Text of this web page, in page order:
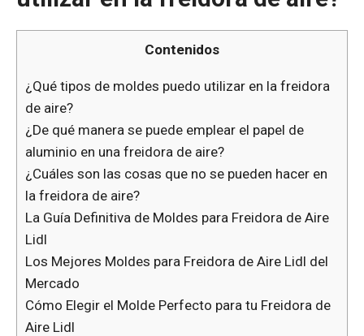
Contenidos
¿Qué tipos de moldes puedo utilizar en la freidora
de aire?
¿De qué manera se puede emplear el papel de
aluminio en una freidora de aire?
¿Cuáles son las cosas que no se pueden hacer en
la freidora de aire?
La Guía Definitiva de Moldes para Freidora de Aire
Lidl
Los Mejores Moldes para Freidora de Aire Lidl del
Mercado
Cómo Elegir el Molde Perfecto para tu Freidora de
Aire Lidl